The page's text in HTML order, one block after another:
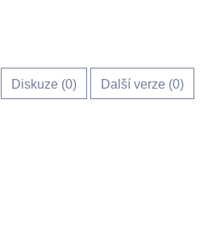
Diskuze (0) Další verze (0)